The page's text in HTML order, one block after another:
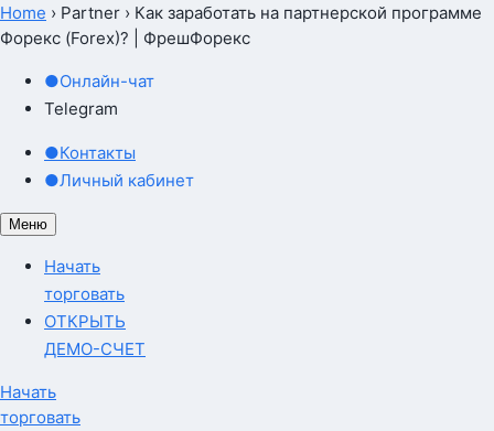
Home › Partner › Как заработать на партнерской программе
Форекс (Forex)? | ФрешФорекс
●Онлайн-чат
Telegram
●Контакты
●Личный кабинет
Меню
Начать
торговать
ОТКРЫТЬ
ДЕМО-СЧЕТ
Начать
торговать